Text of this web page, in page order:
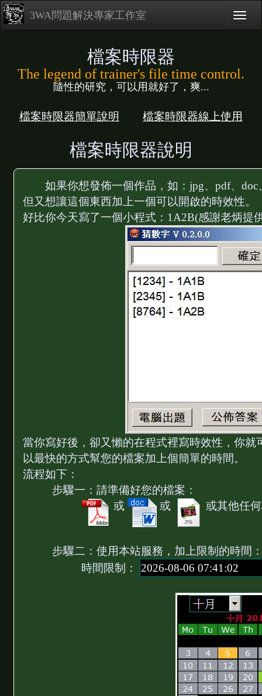
3WA問題解決專家工作室
檔案時限器
The legend of trainer's file time control.
隨性的研究，可以用就好了，爽...
檔案時限器簡單說明 檔案時限器線上使用
檔案時限器說明
如果你想發佈一個作品，如：jpg、pdf、doc
但又想讓這個東西加上一個可以開啟的時效性。
好比你今天寫了一個小程式：1A2B(感謝老炳提
當你寫好後，卻又懶的在程式裡寫時效性，你就
以最快的方式幫您的檔案加上個簡單的時間。
流程如下：
步驟一：請準備好您的檔案：
或
或 或其他任
步驟二：使用本站服務，加上限制的時間
時間限制：